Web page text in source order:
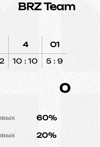
BRZ Team
4
10 : 10
O1
5 : 9
0
60%
20%